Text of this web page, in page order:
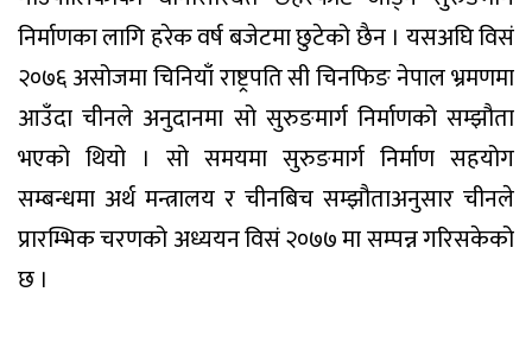
निर्माणका लागि हरेक वर्ष बजेटमा छुटेको छैन । यसअघि विसं
२०७६ असोजमा चिनियाँ राष्ट्रपति सी चिनफिङ नेपाल भ्रमणमा
आउँदा चीनले अनुदानमा सो सुरुङमार्ग निर्माणको सम्झौता
भएको थियो । सो समयमा सुरुङमार्ग निर्माण सहयोग
सम्बन्धमा अर्थ मन्त्रालय र चीनबिच सम्झौताअनुसार चीनले
प्रारम्भिक चरणको अध्ययन विसं २०७७ मा सम्पन्न गरिसकेको
छ ।